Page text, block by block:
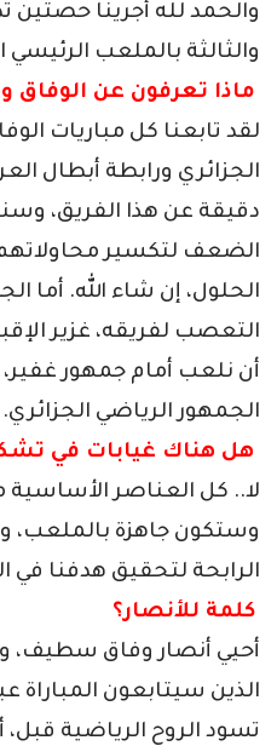
والحمد لله أجرينا
والثالثة بالملعب الرئيسي
ماذا تعرفون عن الوفاق
لقد تابعنا كل مباريات
الجزائري ورابطة أبطال
دقيقة عن هذا الفريق،
الضعف لتكسير
الحلول، إن شاء الله. أما
التعصب لفريقه، غزير
أن نلعب أمام جمهور غفير،
الجمهور الرياضي الجزائري.
هل هناك غيابات في
لا.. كل العناصر
وستكون جاهزة بالملعب،
الرابحة لتحقيق هدفنا في
كلمة للأنصار؟
أحيي أنصار وفاق سطيف،
الذين سيتابعون المباراة
تسود الروح الرياضية قبل،